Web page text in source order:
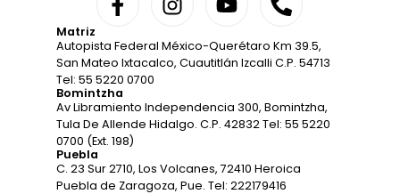
Matriz
Autopista Federal México-Querétaro Km 39.5,
San Mateo Ixtacalco, Cuautitlán Izcalli C.P. 54713
Tel: 55 5220 0700
Bomintzha
Av Libramiento Independencia 300, Bomintzha,
Tula De Allende Hidalgo. C.P. 42832 Tel: 55 5220
0700 (Ext. 198)
Puebla
C. 23 Sur 2710, Los Volcanes, 72410 Heroica
Puebla de Zaragoza, Pue. Tel: 222179416